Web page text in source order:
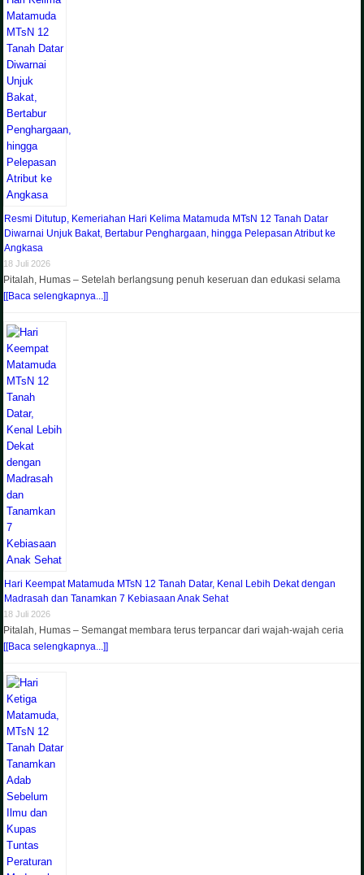
Resmi Ditutup, Kemeriahan Hari Kelima Matamuda MTsN 12 Tanah Datar
Diwarnai Unjuk Bakat, Bertabur Penghargaan, hingga Pelepasan Atribut ke
Angkasa
18 Juli 2026
Pitalah, Humas – Setelah berlangsung penuh keseruan dan edukasi selama
[[Baca selengkapnya...]]
Hari Keempat Matamuda MTsN 12 Tanah Datar, Kenal Lebih Dekat dengan
Madrasah dan Tanamkan 7 Kebiasaan Anak Sehat
18 Juli 2026
Pitalah, Humas – Semangat membara terus terpancar dari wajah-wajah ceria
[[Baca selengkapnya...]]